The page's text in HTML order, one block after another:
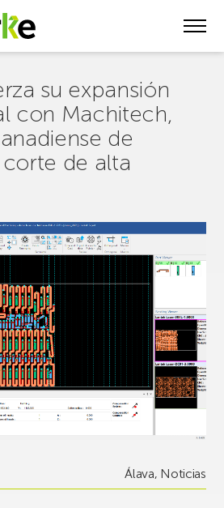
su expansión
con Machitech,
de
de alta
Álava, Noticias